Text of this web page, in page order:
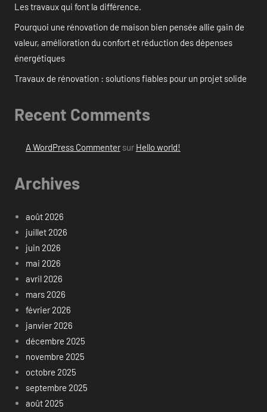
Les travaux qui font la différence.
Pourquoi une rénovation de maison bien pensée allie gain de
valeur, amélioration du confort et réduction des dépenses
énergétiques
Travaux de rénovation : solutions fiables pour un projet solide
Recent Comments
A WordPress Commentersur Hello world!
Archives
août 2026
juillet 2026
juin 2026
mai 2026
avril 2026
mars 2026
février 2026
janvier 2026
décembre 2025
novembre 2025
octobre 2025
septembre 2025
août 2025